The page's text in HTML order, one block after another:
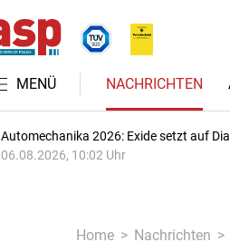
MENÜ NACHRICHTEN
Automechanika 2026: Exide setzt auf
06.08.2026, 10:02 Uhr
Home Nachrichten